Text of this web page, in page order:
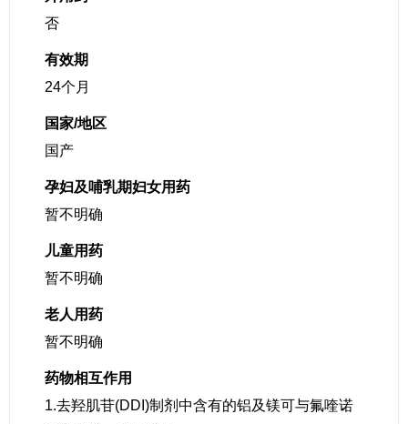
否
有效期
24个月
国家/地区
国产
孕妇及哺乳期妇女用药
暂不明确
儿童用药
暂不明确
老人用药
暂不明确
药物相互作用
1.去羟肌苷(DDI)制剂中含有的铝及镁可与氟喹诺